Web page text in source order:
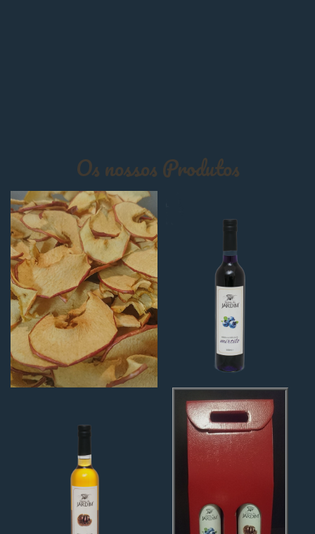
Os nossos Produtos
BEBIDA
ALCOÓLICA DE
CASTANHA
11,50€
COMPRAR
PACK 2X500ML
23€
COMPRAR
COMPRAR